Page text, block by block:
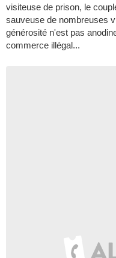
visiteuse de prison, le
sauveuse de nombreuses
générosité n'est pas
commerce illégal...